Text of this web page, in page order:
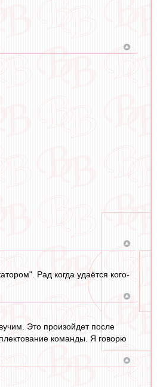
Рад когда удаётся кого-
Это произойдет после
команды. Я говорю